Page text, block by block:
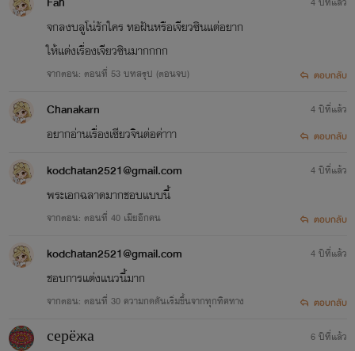
จกลงบลูโน่รักใคร ทอฝันหรือเจียวซินแต่อยาก
ให้แต่งเรื่องเจียวซินมากกกก
จากตอน: ตอนที่ 53 บทสรุป (ตอนจบ) ตอบกลับ
Chanakarn
อยากอ่านเรื่องเซียวจินต่อค่าาา
4 ปีที่แล้ว
ตอบกลับ
kodchatan2521@gmail.com
พระเอกฉลาดมากชอบแบบนี้
จากตอน: ตอนที่ 40 เมียอีกคน
4 ปีที่แล้ว
ตอบกลับ
kodchatan2521@gmail.com
ชอบการแต่งแนวนี้มาก
จากตอน: ตอนที่ 30 ความกดดันเริ่มขึ้นจากทุกทิศทาง
4 ปีที่แล้ว
ตอบกลับ
серёжа
6 ปีที่แล้ว